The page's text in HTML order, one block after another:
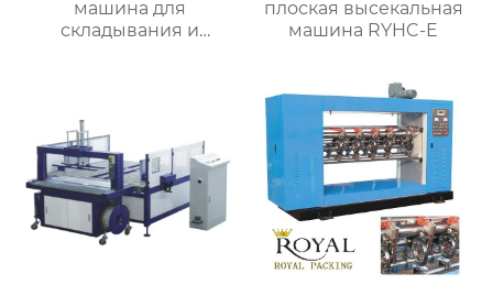
машина для
складывания и
плоская высекальная
машина RYHC-E